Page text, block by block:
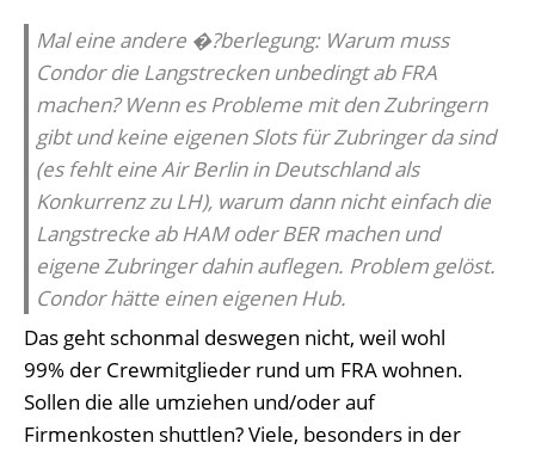
Mal eine andere �?berlegung: Warum muss
Condor die Langstrecken unbedingt ab FRA
machen? Wenn es Probleme mit den Zubringern
gibt und keine eigenen Slots für Zubringer da sind
(es fehlt eine Air Berlin in Deutschland als
Konkurrenz zu LH), warum dann nicht einfach die
Langstrecke ab HAM oder BER machen und
eigene Zubringer dahin auflegen. Problem gelöst.
Condor hätte einen eigenen Hub.
Das geht schonmal deswegen nicht, weil wohl
99% der Crewmitglieder rund um FRA wohnen.
Sollen die alle umziehen und/oder auf
Firmenkosten shuttlen? Viele, besonders in der